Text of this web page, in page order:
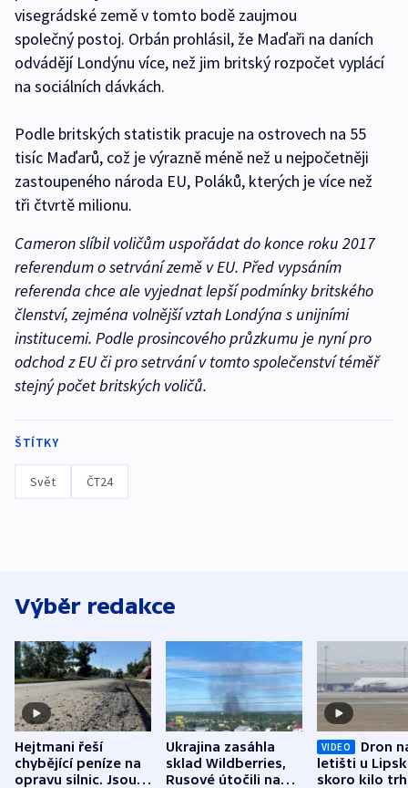
visegrádské země v tomto bodě zaujmou
společný postoj. Orbán prohlásil, že Maďaři na daních
odvádějí Londýnu více, než jim britský rozpočet vyplácí
na sociálních dávkách.
Podle britských statistik pracuje na ostrovech na 55
tisíc Maďarů, což je výrazně méně než u nejpočetněji
zastoupeného národa EU, Poláků, kterých je více než
tři čtvrtě milionu.
Cameron slíbil voličům uspořádat do konce roku 2017
referendum o setrvání země v EU. Před vypsáním
referenda chce ale vyjednat lepší podmínky britského
členství, zejména volnější vztah Londýna s unijními
institucemi. Podle prosincového průzkumu je nyní pro
odchod z EU či pro setrvání v tomto společenství téměř
stejný počet britských voličů.
ŠTÍTKY
Svět ČT24
Výběr redakce
Hejtmani řeší
chybějící peníze na
opravu silnic. Jsou
Ukrajina zasáhla
sklad Wildberries,
Rusové útočili na
VIDEO
Dron
letišti u
skoro kilo